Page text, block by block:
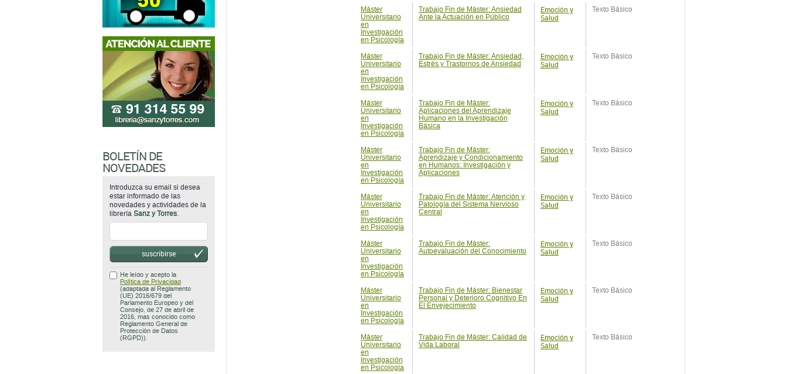
Máster
Universitario
en
Investigación
en Psicología
Trabajo Fin de Máster: Ansiedad,
Estrés y Trastornos de Ansiedad
Salud
Texto Básico
Máster
Universitario
en
Investigación
en Psicología
Trabajo Fin de Máster:
Aplicaciones del Aprendizaje
Humano en la Investigación
Salud
Texto Básico
Máster
Universitario
en
Investigación
en Psicología
Trabajo Fin de Máster:
Aprendizaje y Condicionamiento
en Humanos: Investigación y
Aplicaciones
Salud
Texto Básico
Máster
Universitario
en
Investigación
en Psicología
Trabajo Fin de Máster: Atención y
Patología del Sistema Nervioso
Central
Salud
Texto Básico
Máster
Universitario
en
Investigación
en Psicología
Trabajo Fin de Máster:
Autoevaluación del Conocimiento
Salud
Texto Básico
Máster
Universitario
en
Investigación
en Psicología
Trabajo Fin de Máster: Bienestar
Personal y Deterioro Cognitivo En
El Envejecimiento
Salud
Texto Básico
Máster
Universitario
en
Investigación
en Psicología
Trabajo Fin de Máster: Calidad de
Vida Laboral
Salud
Texto Básico
Máster
Universitario
en
Investigación
en Psicología
Trabajo Fin de Máster: Cambio de
Actitudes
Salud
Texto Básico
BOLETÍN DE
NOVEDADES
novedades y actividades de la
libreríaSanz y Torres
suscribirse
He leído y acepto la
(UE) 2016/679 del
Parlamento Europeo y del
Consejo, de 27 de abril de
Reglamento General de
Protección de Datos
(RGPD)).